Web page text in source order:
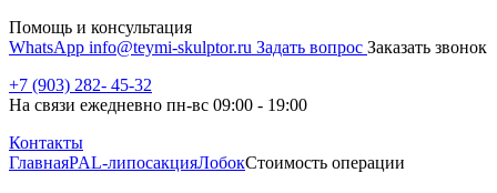
Помощь и консультация
WhatsApp info@teymi-skulptor.ru Задать вопрос Заказать звонок
+7 (903) 282- 45-32
На связи ежедневно пн-вс 09:00 - 19:00
Контакты
ГлавнаяPAL-липосакцияЛобокСтоимость операции